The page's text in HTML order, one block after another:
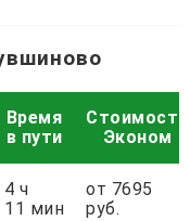
Время
в пути
Стоимость
Эконом
4 ч
11 мин
от 7695
руб.